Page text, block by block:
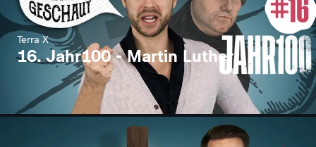
Terra X
16. Jahr100 - Martin Luther